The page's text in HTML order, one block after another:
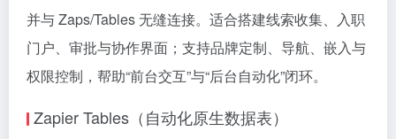
并与 Zaps/Tables 无缝连接。适合搭建线索收集、入职
门户、审批与协作界面；支持品牌定制、导航、嵌入与
权限控制，帮助“前台交互”与“后台自动化”闭环。
Zapier Tables（自动化原生数据表）